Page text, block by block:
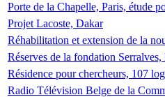
Porte de la Chapelle, Paris, étude
Projet Lacoste, Dakar
Réhabilitation et extension de la
Réserves de la fondation Serralves,
Résidence pour chercheurs, 107
Radio Télévision Belge de la